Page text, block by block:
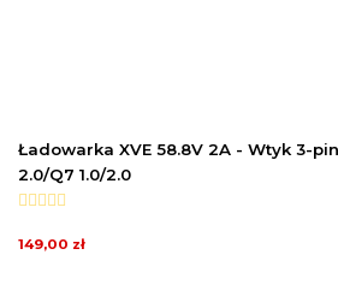
Ładowarka XVE 58.8V 2A - Wtyk 3-
2.0/Q7 1.0/2.0
149,00 zł